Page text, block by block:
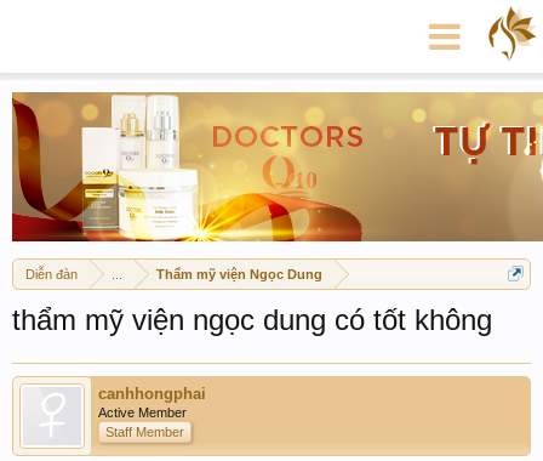
Diễn đàn Thẩm mỹ viện Ngọc Dung
thẩm mỹ viện ngọc dung có tốt không
canhhongphai
Active Member
Staff Member